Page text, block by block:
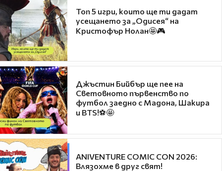
Топ 5 игри, които ще ти дадат
усещането за „Одисея“ на
Кристофър Нолан🤩🎮
Джъстин Бийбър ще пее на
Световното първенство по
футбол заедно с Мадона, Шакира
и BTS!⚽🤩
ANIVENTURE COMIC CON 2026:
Влязохме в друг свят!